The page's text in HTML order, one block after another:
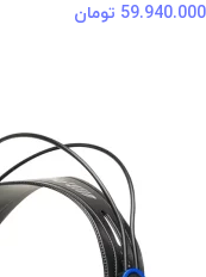
59.940.000 تومان